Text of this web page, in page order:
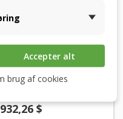
Klimor KCX 800 -
RECUTECH
entalpiveksler
932,26 $
Accepter alt
brug af cookies